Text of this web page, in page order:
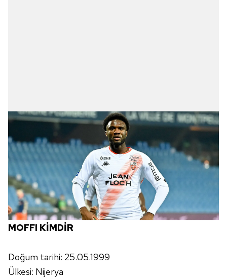
ilgili mevzuata uygun olarak kullanılan çerezlerle ilgili bilgi
tıklayınız.
MOFFI KİMDİR
Doğum tarihi: 25.05.1999
Ülkesi: Nijerya